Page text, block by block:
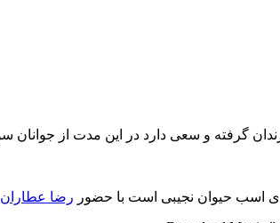
ی اسب حیوان نجیبی است با حضور رضا عطاران